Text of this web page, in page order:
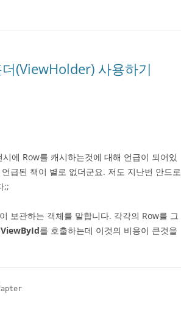
(ViewHolder) 사용하기
에 Row를 캐시하는것에 대해 언급이 되어있
급된 책이 별로 없더군요. 저도 지난번 안드로
;;
보관하는 객체를 말합니다. 각각의 Row를 그
를 호출하는데 이것의 비용이 큰것을